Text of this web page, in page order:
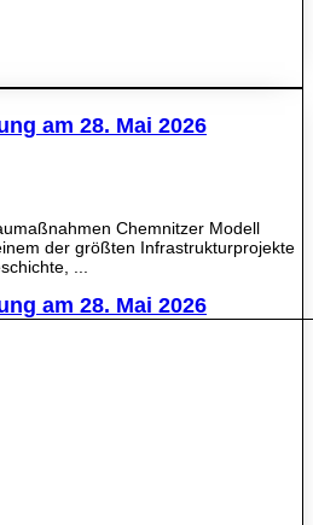
am 28. Mai 2026
Chemnitzer Modell
der größten Infrastrukturprojekte
...
am 28. Mai 2026